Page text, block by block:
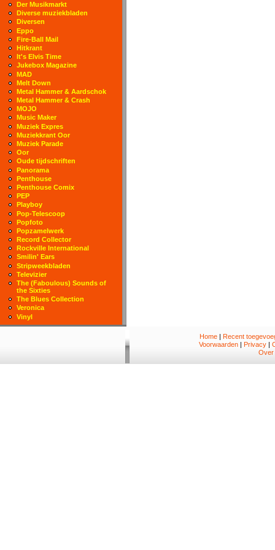
Der Musikmarkt
Diverse muziekbladen
Diversen
Eppo
Fire-Ball Mail
Hitkrant
It's Elvis Time
Jukebox Magazine
MAD
Melt Down
Metal Hammer & Aardschok
Metal Hammer & Crash
MOJO
Music Maker
Muziek Expres
Muziekkrant Oor
Muziek Parade
Oor
Oude tijdschriften
Panorama
Penthouse
Penthouse Comix
PEP
Playboy
Pop-Telescoop
Popfoto
Popzamelwerk
Record Collector
Rockville International
Smilin' Ears
Stripweekbladen
Televizier
The (Faboulous) Sounds of
the Sixties
The Blues Collection
Veronica
Vinyl
Home|
Recent
Voorwaarden
Privacy
Over